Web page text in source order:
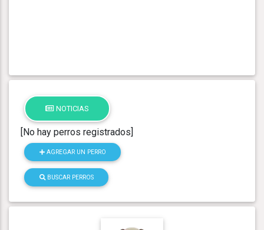
NOTICIAS
[No hay perros registrados]
AGREGAR UN PERRO
BUSCAR PERROS